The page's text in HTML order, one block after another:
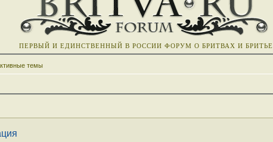
ПЕРВЫЙ И ЕДИНСТВЕННЫЙ В РОССИИ ФОРУМ О БРИТВАХ И БРИТЬЕ
темы